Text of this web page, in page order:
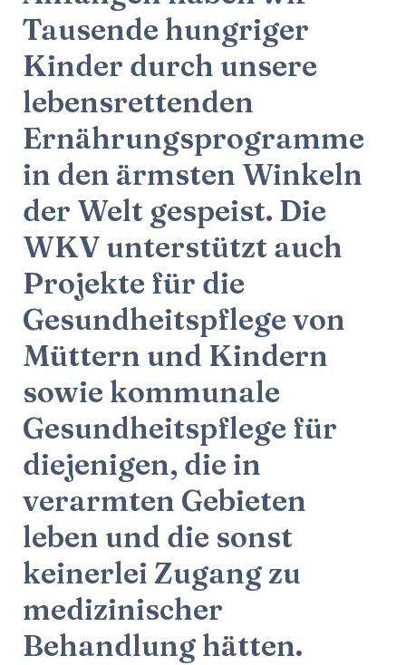
Tausende hungriger
Kinder durch unsere
lebensrettenden
Ernährungsprogramme
in den ärmsten Winkeln
der Welt gespeist. Die
WKV unterstützt auch
Projekte für die
Gesundheitspflege von
Müttern und Kindern
sowie kommunale
Gesundheitspflege für
diejenigen, die in
verarmten Gebieten
leben und die sonst
keinerlei Zugang zu
medizinischer
Behandlung hätten.